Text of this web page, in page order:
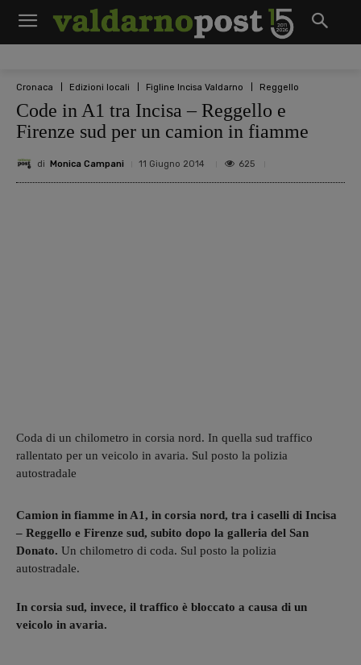
Cronaca Edizioni locali Figline Incisa Valdarno Reggello
Code in A1 tra Incisa – Reggello e
Firenze sud per un camion in fiamme
di Monica Campani 11 Giugno 2014 625
Coda di un chilometro in corsia nord. In quella sud traffico
rallentato per un veicolo in avaria. Sul posto la polizia
autostradale
Camion in fiamme in A1, in corsia nord, tra i caselli di Incisa
– Reggello e Firenze sud, subito dopo la galleria del San
Donato. Un chilometro di coda. Sul posto la polizia
autostradale.
In corsia sud, invece, il traffico è bloccato a causa di un
veicolo in avaria.